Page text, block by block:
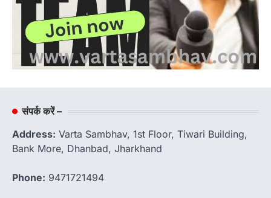
संपर्क करें –
Address: Varta Sambhav, 1st Floor, Tiwari Building,
Bank More, Dhanbad, Jharkhand
Phone: 9471721494